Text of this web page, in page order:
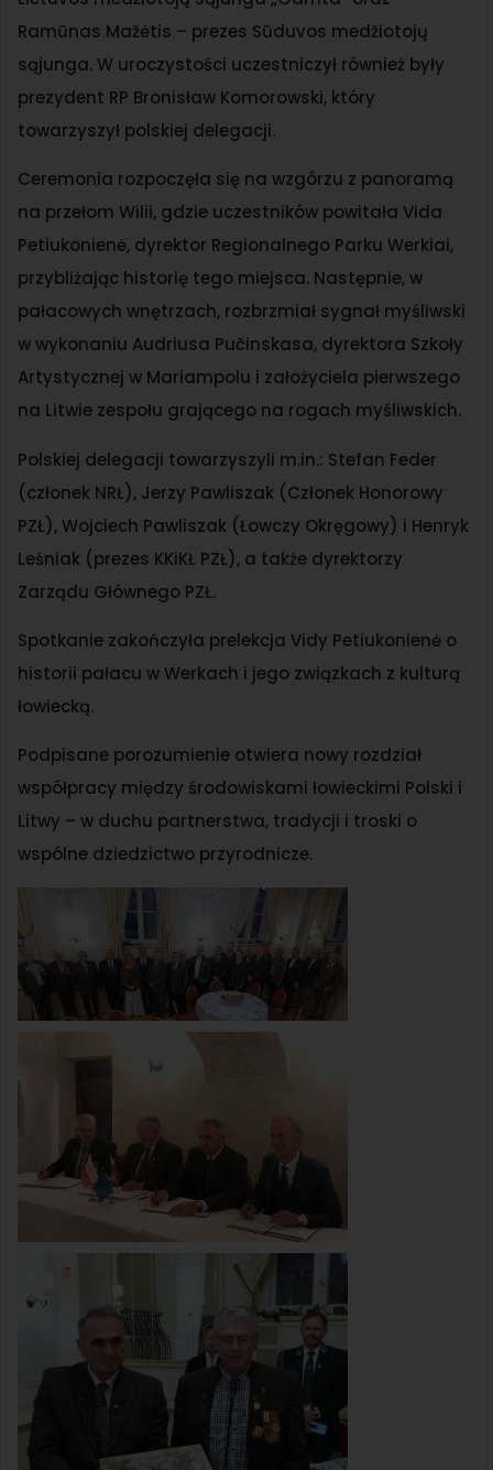
Ramūnas Mažėtis – prezes Sūduvos medžiotojų
sąjunga. W uroczystości uczestniczył również były
prezydent RP Bronisław Komorowski, który
towarzyszył polskiej delegacji.
Ceremonia rozpoczęła się na wzgórzu z panoramą
na przełom Wilii, gdzie uczestników powitała Vida
Petiukonienė, dyrektor Regionalnego Parku Werkiai,
przybliżając historię tego miejsca. Następnie, w
pałacowych wnętrzach, rozbrzmiał sygnał myśliwski
w wykonaniu Audriusa Pučinskasa, dyrektora Szkoły
Artystycznej w Mariampolu i założyciela pierwszego
na Litwie zespołu grającego na rogach myśliwskich.
Polskiej delegacji towarzyszyli m.in.: Stefan Feder
(członek NRŁ), Jerzy Pawliszak (Członek Honorowy
PZŁ), Wojciech Pawliszak (Łowczy Okręgowy) i Henryk
Leśniak (prezes KKiKŁ PZŁ), a także dyrektorzy
Zarządu Głównego PZŁ.
Spotkanie zakończyła prelekcja Vidy Petiukonienė o
historii pałacu w Werkach i jego związkach z kulturą
łowiecką.
Podpisane porozumienie otwiera nowy rozdział
współpracy między środowiskami łowieckimi Polski i
Litwy – w duchu partnerstwa, tradycji i troski o
wspólne dziedzictwo przyrodnicze.